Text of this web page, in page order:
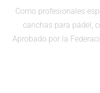
Como profesionales
canchas para pádel,
Aprobado por la